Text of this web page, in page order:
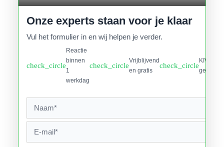
Onze experts staan voor je klaar
Vul het formulier in en wij helpen je verder.
check_circle
Reactie
binnen
1
werkdag
check_circle
Vrijblijvend
en gratis
check_circle
KIWA